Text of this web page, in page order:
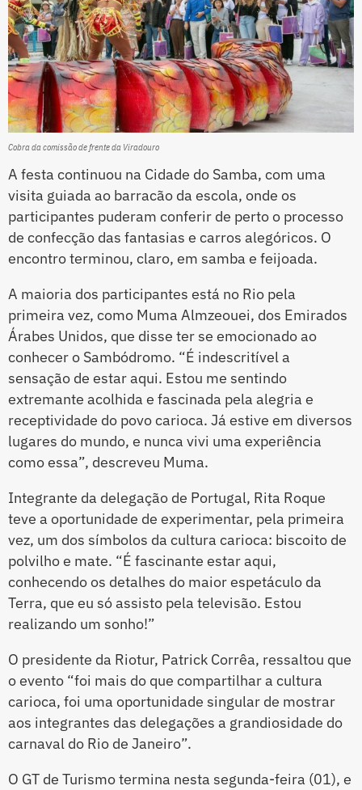
Cobra da comissão de frente da Viradouro
A festa continuou na Cidade do Samba, com uma
visita guiada ao barracão da escola, onde os
participantes puderam conferir de perto o processo
de confecção das fantasias e carros alegóricos. O
encontro terminou, claro, em samba e feijoada.
A maioria dos participantes está no Rio pela
primeira vez, como Muma Almzeouei, dos Emirados
Árabes Unidos, que disse ter se emocionado ao
conhecer o Sambódromo. “É indescritível a
sensação de estar aqui. Estou me sentindo
extremante acolhida e fascinada pela alegria e
receptividade do povo carioca. Já estive em diversos
lugares do mundo, e nunca vivi uma experiência
como essa”, descreveu Muma.
Integrante da delegação de Portugal, Rita Roque
teve a oportunidade de experimentar, pela primeira
vez, um dos símbolos da cultura carioca: biscoito de
polvilho e mate. “É fascinante estar aqui,
conhecendo os detalhes do maior espetáculo da
Terra, que eu só assisto pela televisão. Estou
realizando um sonho!”
O presidente da Riotur, Patrick Corrêa, ressaltou que
o evento “foi mais do que compartilhar a cultura
carioca, foi uma oportunidade singular de mostrar
aos integrantes das delegações a grandiosidade do
carnaval do Rio de Janeiro”.
O GT de Turismo termina nesta segunda-feira (01), e